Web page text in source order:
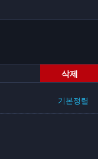
삭제
기본정렬